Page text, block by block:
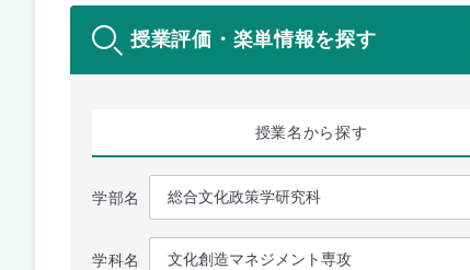
授業評価・楽単情報を探す
授業名から探す
学部名
学科名